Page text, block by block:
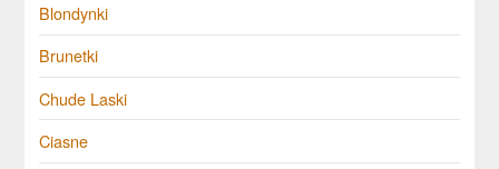
Blondynki
Brunetki
Chude Laski
Ciasne